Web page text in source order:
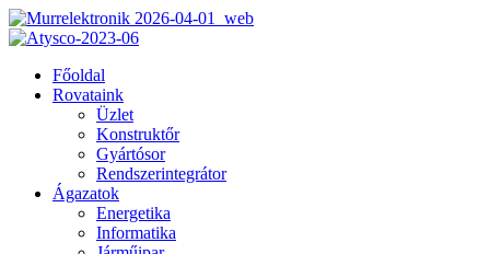
Főoldal
Rovataink
Üzlet
Konstruktőr
Gyártósor
Rendszerintegrátor
Ágazatok
Energetika
Informatika